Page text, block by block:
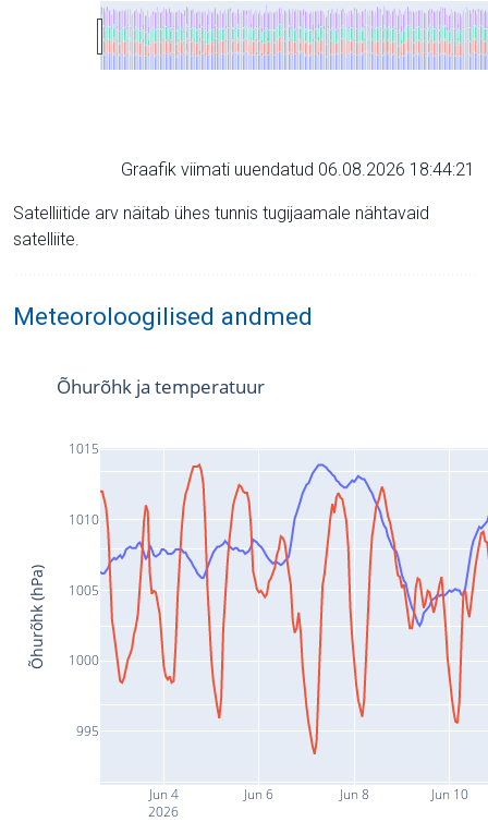
Graafik viimati uuendatud 06.08.2026 18:44:21
Satelliitide arv näitab ühes tunnis tugijaamale nähtavaid
satelliite.
Meteoroloogilised andmed
Jun 4
2026
Jun 6 Jun 8 Jun 10
995
1000
1005
1010
1015
Õhurõhk ja temperatuur
Õhurõhk (hPa)